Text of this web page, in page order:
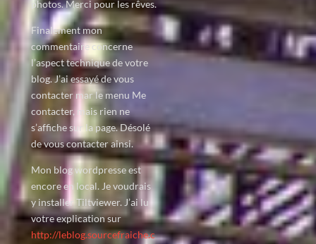
photos. Merci pour les rêves.
Finalement mon
commentaire concerne
l’aspect technique de votre
blog. J’ai essayé de vous
contacter mar le menu Me
contacter, mais rien ne
s’affiche sur la page. Désolé
de vous contacter ainsi.
Mon blog wordpresse est
encore en local. Je voudrais
y installer Tiltviewer. J’ai lu
votre explication sur
http://leblog.sourcefraiche.c